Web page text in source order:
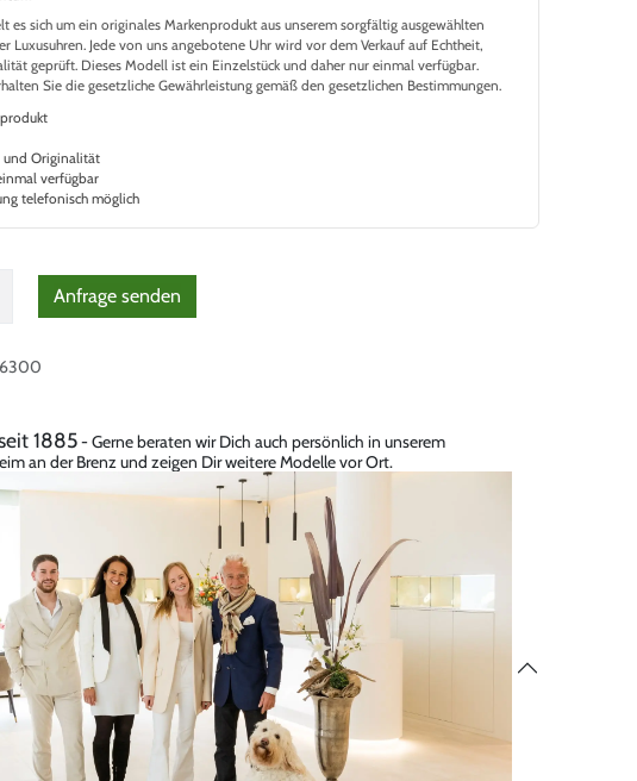
es sich um ein originales Markenprodukt aus unserem sorgfältig ausgewählten
Luxusuhren. Jede von uns angebotene Uhr wird vor dem Verkauf auf Echtheit,
geprüft. Dieses Modell ist ein Einzelstück und daher nur einmal verfügbar.
Sie die gesetzliche Gewährleistung gemäß den gesetzlichen Bestimmungen.
und Originalität
verfügbar
telefonisch möglich
Anfrag​e senden
1885- Gerne beraten wir Dich auch persönlich in unserem
an der Brenz und zeigen Dir weitere Modelle vor Ort.